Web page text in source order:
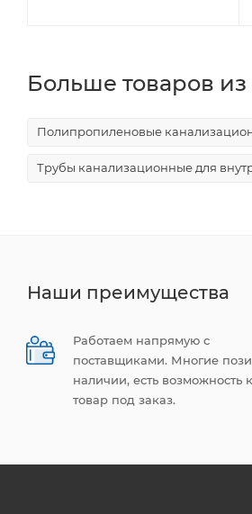
Больше товаров из
Полипропиленовые
Трубы канализационные для
Наши преимущества
Работаем напрямую с
поставщиками. Многие
наличии, есть возможность
товар под заказ.